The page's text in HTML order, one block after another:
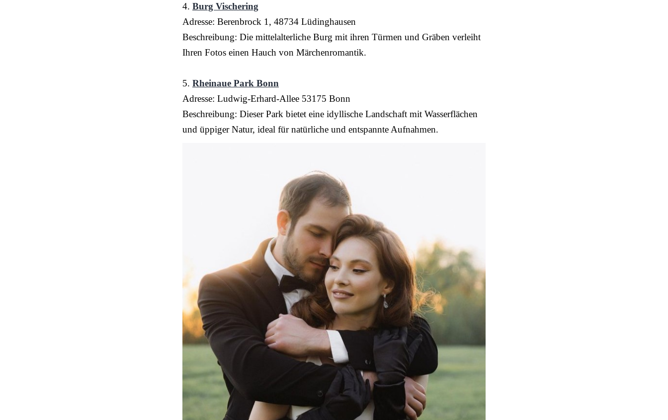
4. Burg Vischering
Adresse: Berenbrock 1, 48734 Lüdinghausen
Beschreibung: Die mittelalterliche Burg mit ihren Türmen und Gräben verleiht
Ihren Fotos einen Hauch von Märchenromantik.
5. Rheinaue Park Bonn
Adresse: Ludwig-Erhard-Allee 53175 Bonn
Beschreibung: Dieser Park bietet eine idyllische Landschaft mit Wasserflächen
und üppiger Natur, ideal für natürliche und entspannte Aufnahmen.